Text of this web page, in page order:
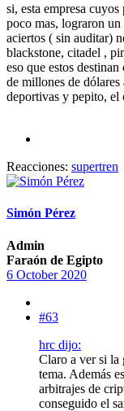
si, esta empresa
poco mas, lograron un
aciertos ( sin auditar)
blackstone, citadel ,
eso que estos
de millones de
deportivas y pepito,
Reacciones: supertren
Simón Pérez
Admin
Faraón de Egipto
6 October 2020
#63
hrc dijo:
Claro a ver si la
tema. Además
arbitrajes de
conseguido el